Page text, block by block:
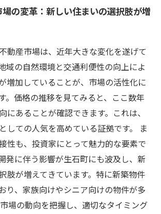
の変革：新しい住まいの選択肢が増
動産市場は、近年大きな変化を遂げて
域の自然環境と交通利便性の向上によ
増加していることが、市場の活性化に
。価格の推移を見てみると、ここ数年
にあることが確認できます。これは、
しての人気を高めている証拠です。 ま
性も、投資家にとって魅力的な要素で
発に伴う影響が生石町にも波及し、新
肢が増えてきています。特に新築物件
り、家族向けやシニア向けの物件が多
場の動向を把握し、適切なタイミング